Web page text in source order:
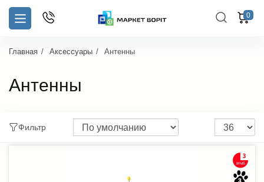
0
Главная Аксессуары Антенны
Антенны
Фильтр